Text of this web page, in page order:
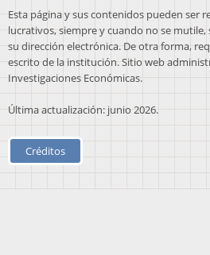
Esta página y sus contenidos pueden ser
lucrativos, siempre y cuando no se
su dirección electrónica. De otra forma,
escrito de la institución. Sitio web
Investigaciones Económicas.
Última actualización: junio 2026.
Créditos